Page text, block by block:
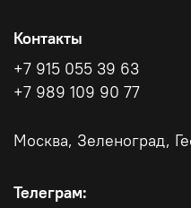
Контакты
+7 915 055 39 63
+7 989 109 90 77
Москва, Зеленоград,
Телеграм: